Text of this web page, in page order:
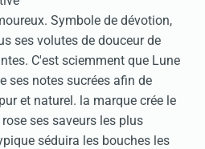
Symbole de dévotion,
ses volutes de douceur de
C'est sciemment que Lune
ses notes sucrées afin de
et naturel. la marque crée le
ses saveurs les plus
séduira les bouches les